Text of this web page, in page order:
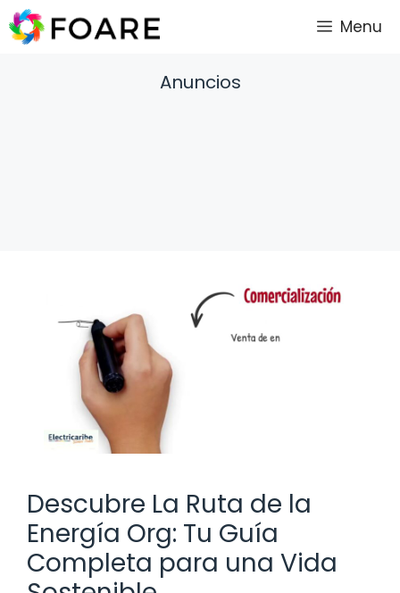
Saltar
al
Menu
Anuncios
Descubre La Ruta de la
Energía Org: Tu Guía
Completa para una Vida